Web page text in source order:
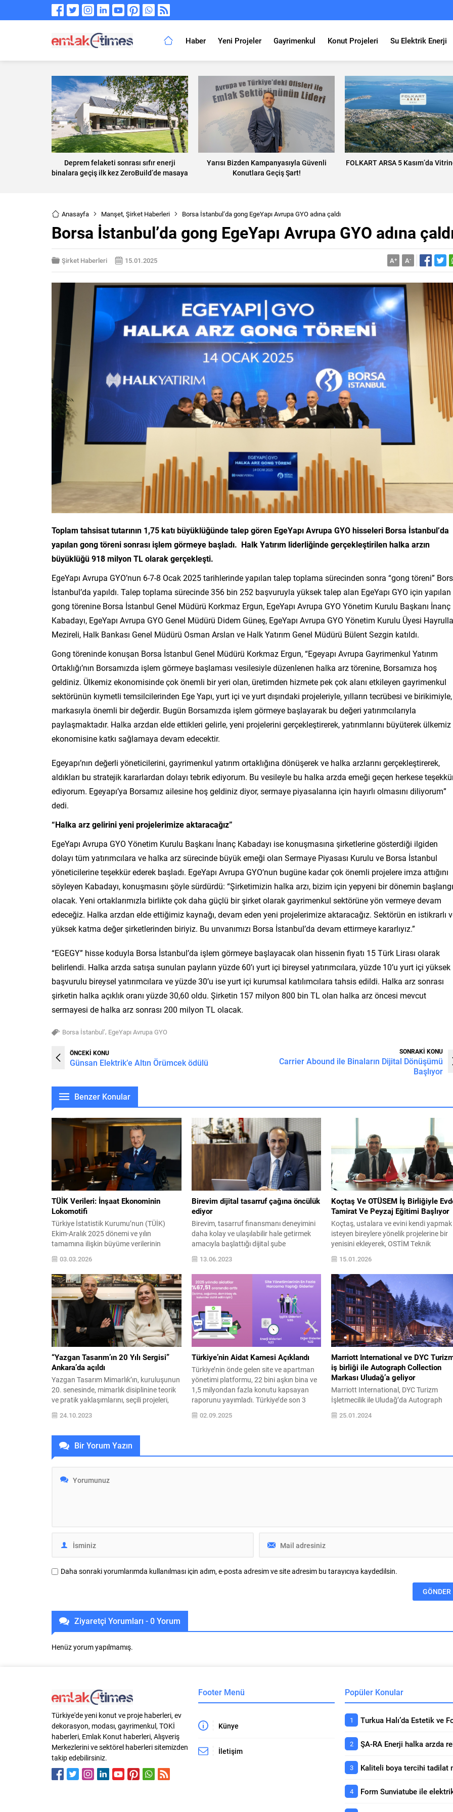
Haber Yeni Projeler Gayrimenkul Konut Projeleri Su Elektrik Enerji
Deprem felaketi sonrası sıfır enerji
binalara geçiş ilk kez ZeroBuild’de masaya
Yarısı Bizden Kampanyasıyla Güvenli
Konutlara Geçiş Şart!
FOLKART ARSA 5 Kasım’da
Anasayfa Manşet, Şirket Haberleri Borsa İstanbul’da gong EgeYapı Avrupa GYO adına çaldı
Borsa İstanbul’da gong EgeYapı Avrupa GYO adına
Şirket Haberleri 15.01.2025 A+ A-
Toplam tahsisat tutarının 1,75 katı büyüklüğünde talep gören EgeYapı Avrupa GYO hisseleri Borsa İstanbul’da
yapılan gong töreni sonrası işlem görmeye başladı. Halk Yatırım liderliğinde gerçekleştirilen halka arzın
büyüklüğü 918 milyon TL olarak gerçekleşti.
EgeYapı Avrupa GYO’nun 6-7-8 Ocak 2025 tarihlerinde yapılan talep toplama sürecinden sonra “gong töreni”
İstanbul’da yapıldı. Talep toplama sürecinde 356 bin 252 başvuruyla yüksek talep alan EgeYapı GYO için yapılan
gong törenine Borsa İstanbul Genel Müdürü Korkmaz Ergun, EgeYapı Avrupa GYO Yönetim Kurulu Başkanı İnanç
Kabadayı, EgeYapı Avrupa GYO Genel Müdürü Didem Güneş, EgeYapı Avrupa GYO Yönetim Kurulu Üyesi
Mezireli, Halk Bankası Genel Müdürü Osman Arslan ve Halk Yatırım Genel Müdürü Bülent Sezgin katıldı.
Gong töreninde konuşan Borsa İstanbul Genel Müdürü Korkmaz Ergun, “Egeyapı Avrupa Gayrimenkul Yatırım
Ortaklığı’nın Borsamızda işlem görmeye başlaması vesilesiyle düzenlenen halka arz törenine, Borsamıza hoş
geldiniz. Ülkemiz ekonomisinde çok önemli bir yeri olan, üretimden hizmete pek çok alanı etkileyen gayrimenkul
sektörünün kıymetli temsilcilerinden Ege Yapı, yurt içi ve yurt dışındaki projeleriyle, yılların tecrübesi ve birikimiyle,
markasıyla önemli bir değerdir. Bugün Borsamızda işlem görmeye başlayarak bu değeri yatırımcılarıyla
paylaşmaktadır. Halka arzdan elde ettikleri gelirle, yeni projelerini gerçekleştirerek, yatırımlarını büyüterek ülkemiz
ekonomisine katkı sağlamaya devam edecektir.
Egeyapı’nın değerli yöneticilerini, gayrimenkul yatırım ortaklığına dönüşerek ve halka arzlarını gerçekleştirerek,
aldıkları bu stratejik kararlardan dolayı tebrik ediyorum. Bu vesileyle bu halka arzda emeği geçen herkese
ediyorum. Egeyapı’ya Borsamız ailesine hoş geldiniz diyor, sermaye piyasalarına için hayırlı olmasını diliyorum”
dedi.
“Halka arz gelirini yeni projelerimize aktaracağız”
EgeYapı Avrupa GYO Yönetim Kurulu Başkanı İnanç Kabadayı ise konuşmasına şirketlerine gösterdiği ilgiden
dolayı tüm yatırımcılara ve halka arz sürecinde büyük emeği olan Sermaye Piyasası Kurulu ve Borsa İstanbul
yöneticilerine teşekkür ederek başladı. EgeYapı Avrupa GYO’nun bugüne kadar çok önemli projelere imza attığını
söyleyen Kabadayı, konuşmasını şöyle sürdürdü: “Şirketimizin halka arzı, bizim için yepyeni bir dönemin
olacak. Yeni ortaklarımızla birlikte çok daha güçlü bir şirket olarak gayrimenkul sektörüne yön vermeye devam
edeceğiz. Halka arzdan elde ettiğimiz kaynağı, devam eden yeni projelerimize aktaracağız. Sektörün en istikrarlı
yüksek katma değer şirketlerinden biriyiz. Bu unvanımızı Borsa İstanbul’da devam ettirmeye kararlıyız.”
“EGEGY” hisse koduyla Borsa İstanbul’da işlem görmeye başlayacak olan hissenin fiyatı 15 Türk Lirası olarak
belirlendi. Halka arzda satışa sunulan payların yüzde 60’ı yurt içi bireysel yatırımcılara, yüzde 10’u yurt içi yüksek
başvurulu bireysel yatırımcılara ve yüzde 30’u ise yurt içi kurumsal katılımcılara tahsis edildi. Halka arz sonrası
şirketin halka açıklık oranı yüzde 30,60 oldu. Şirketin 157 milyon 800 bin TL olan halka arz öncesi mevcut
sermayesi de halka arz sonrası 200 milyon TL olacak.
Borsa İstanbul’, EgeYapı Avrupa GYO
ÖNCEKİ KONU
Günsan Elektrik’e Altın Örümcek ödülü
SONRAKİ KONU
Carrier Abound ile Binaların Dijital Dönüşümü
Başlıyor
Benzer Konular
TÜİK Verileri: İnşaat Ekonominin
Lokomotifi
Türkiye İstatistik Kurumu’nun (TÜİK)
Ekim-Aralık 2025 dönemi ve yılın
tamamına ilişkin büyüme verilerinin
açıklanmasıyla sektörel performans
rakamları netleşti. TÜİK’in açıkladığı 2025
yılı büyüme rakamlarını değerlendiren
Türkiye Müteahhitler Birliği (TMB)
Başkanı M. Erdal Eren, “2025 yılında
küresel ölçekteki belirsizlikler ve jeopolitik
risklere rağmen inşaat sektörümüz yüzde
10,8 oranında büyüme kaydetmiştir”
dedi....
03.03.2026
Birevim dijital tasarruf çağına öncülük
ediyor
Birevim, tasarruf finansmanı deneyimini
daha kolay ve ulaşılabilir hale getirmek
amacıyla başlattığı dijital şube
yatırımlarını artırıyor. Tasarruf
Finansmanı sektöründe yeni nesil
çözümlerin öncüsü olan BİREVİM, dijital
şubeleriyle tasarruf sahiplerine hızlı,
kaliteli, güvenli ve çözüm odaklı hizmet
sunuyor. Dijital Şube yatırımları
hakkında bilgi veren Birevim Genel
Müdürü Av. Mahir Orak,...
13.06.2023
Koçtaş Ve OTÜSEM İş Birliğiyle
Tamirat Ve Peyzaj Eğitimi Başlıyor
Koçtaş, ustalara ve evini kendi yapmak
isteyen bireylere yönelik projelerine bir
yenisini ekleyerek, OSTİM Teknik
Üniversitesi Sürekli Eğitim Merkezi
(OTÜSEM) ile kapsamlı bir eğitim iş
birliğine imza attı. Bu iş birliğiyle inşaat
yapı sektöründe ihtiyaç duyulan
gücünün yetiştirilmesi hedefleniyor.
Türkiye’nin lider ev geliştirme
perakendecisi Koçtaş ile OTÜM...
15.01.2026
“Yazgan Tasarım’ın 20 Yılı Sergisi”
Ankara’da açıldı
Yazgan Tasarım Mimarlık’ın, kuruluşunun
20. senesinde, mimarlık disiplinine teorik
ve pratik yaklaşımlarını, seçili projeleri,
görselleri ve maketleriyle aktardığı sergi
Ankara CerModern’de açıldı. “Mimarlığın
Tasarım’ın 20 Yılı” başlıklı sergi Kasım
ayında da İstanbul Tophane-i Amire Tek
Kubbe Salonu’nda izleyiciyle buluşacak.
20. senesinde, mimarlık...
24.10.2023
Türkiye’nin Aidat Karnesi Açıklandı
Türkiye’nin önde gelen site ve apartman
yönetimi platformu, 22 bini aşkın bina ve
1,5 milyondan fazla konutu kapsayan
raporunu yayımladı. Türkiye’de son 3
yılda aidatlar ortalama %367 artarken;
2025’te ortalama aidat tutarı 8 bin 710
02.09.2025
Marriott International ve DYC
iş birliği ile Autograph Collection
Markası Uludağ’a geliyor
Marriott International, DYC Turizm
İşletmecilik ile Uludağ’da Autograph
Collection Hotel açmak üzere anlaşma
imzaladı. Uludağ 2. gelişim bölgesinde
25.01.2024
Bir Yorum Yazın
Daha sonraki yorumlarımda kullanılması için adım, e-posta adresim ve site adresim bu tarayıcıya kaydedilsin.
Ziyaretçi Yorumları - 0 Yorum
Henüz yorum yapılmamış.
Türkiye'de yeni konut ve proje haberleri, ev
dekorasyon, modası, gayrimenkul, TOKİ
haberleri, Emlak Konut haberleri, Alışveriş
Merkezlerini ve sektörel haberleri sitemizden
takip edebilirsiniz.
Footer Menü
Künye
İletişim
Popüler Konular